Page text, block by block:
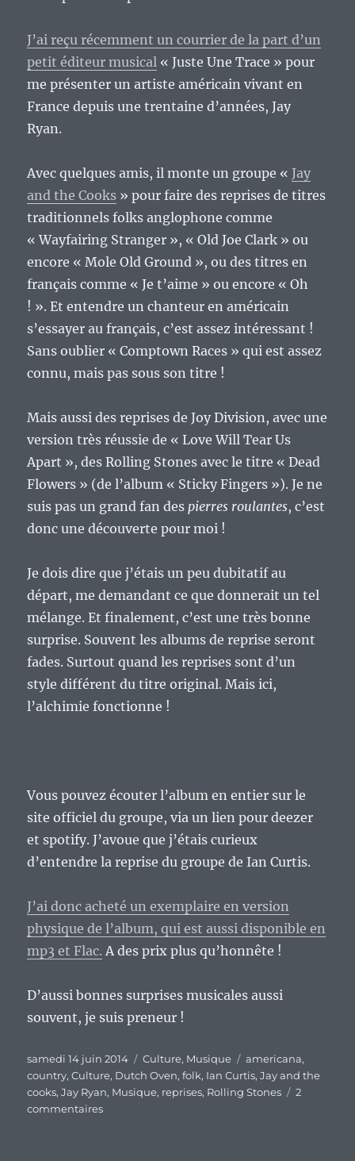
J’ai reçu récemment un courrier de la part d’un
petit éditeur musical « Juste Une Trace » pour
me présenter un artiste américain vivant en
France depuis une trentaine d’années, Jay
Ryan.
Avec quelques amis, il monte un groupe « Jay
and the Cooks » pour faire des reprises de titres
traditionnels folks anglophone comme
« Wayfairing Stranger », « Old Joe Clark » ou
encore « Mole Old Ground », ou des titres en
français comme « Je t’aime » ou encore « Oh
! ». Et entendre un chanteur en américain
s’essayer au français, c’est assez intéressant !
Sans oublier « Comptown Races » qui est assez
connu, mais pas sous son titre !
Mais aussi des reprises de Joy Division, avec une
version très réussie de « Love Will Tear Us
Apart », des Rolling Stones avec le titre « Dead
Flowers » (de l’album « Sticky Fingers »). Je ne
suis pas un grand fan despierres roulantes, c’est
donc une découverte pour moi !
Je dois dire que j’étais un peu dubitatif au
départ, me demandant ce que donnerait un tel
mélange. Et finalement, c’est une très bonne
surprise. Souvent les albums de reprise seront
fades. Surtout quand les reprises sont d’un
style différent du titre original. Mais ici,
l’alchimie fonctionne !
Vous pouvez écouter l’album en entier sur le
site officiel du groupe, via un lien pour deezer
et spotify. J’avoue que j’étais curieux
d’entendre la reprise du groupe de Ian Curtis.
J’ai donc acheté un exemplaire en version
physique de l’album, qui est aussi disponible en
mp3 et Flac. A des prix plus qu’honnête !
D’aussi bonnes surprises musicales aussi
souvent, je suis preneur !
Publié
le
samedi 14 juin 2014 Catégories
Culture, Musique Étiquettes
americana,
country,Culture, Dutch Oven,folk, Ian Curtis,Jay and the
cooks,Jay Ryan, Musique, reprises, Rolling Stones
2
commentairessur